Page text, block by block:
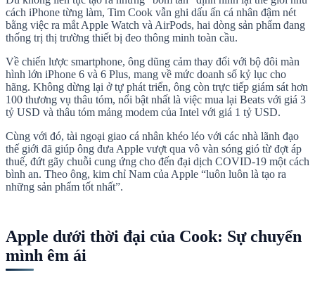
cách iPhone từng làm, Tim Cook vẫn ghi dấu ấn cá nhân đậm nét
bằng việc ra mắt Apple Watch và AirPods, hai dòng sản phẩm đang
thống trị thị trường thiết bị đeo thông minh toàn cầu.
Về chiến lược smartphone, ông dũng cảm thay đổi với bộ đôi màn
hình lớn iPhone 6 và 6 Plus, mang về mức doanh số kỷ lục cho
hãng. Không dừng lại ở tự phát triển, ông còn trực tiếp giám sát hơn
100 thương vụ thâu tóm, nổi bật nhất là việc mua lại Beats với giá 3
tỷ USD và thâu tóm mảng modem của Intel với giá 1 tỷ USD.
Cùng với đó, tài ngoại giao cá nhân khéo léo với các nhà lãnh đạo
thế giới đã giúp ông đưa Apple vượt qua vô vàn sóng gió từ đợt áp
thuế, đứt gãy chuỗi cung ứng cho đến đại dịch COVID-19 một cách
bình an. Theo ông, kim chỉ Nam của Apple “luôn luôn là tạo ra
những sản phẩm tốt nhất”.
Apple dưới thời đại của Cook: Sự chuyển
mình êm ái